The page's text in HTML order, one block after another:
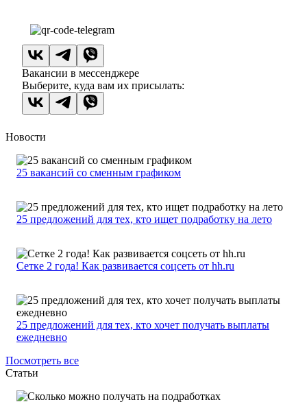
Вакансии в мессенджере
Выберите, куда вам их присылать:
Новости
25 вакансий со сменным графиком
25 предложений для тех, кто ищет подработку на лето
Сетке 2 года! Как развивается соцсеть от hh.ru
25 предложений для тех, кто хочет получать выплаты
ежедневно
Посмотреть все
Статьи